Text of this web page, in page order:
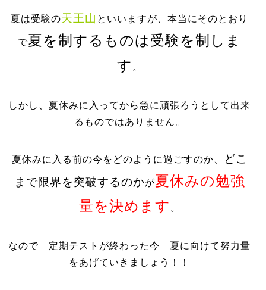
夏は受験の天王山 といいますが、本当にそのとおり
で夏を制するものは受験を制しま
す 。
しかし、夏休みに入ってから急に頑張ろうとして出来
るものではありません。
夏休みに入る前の今をどのように過ごすのか、
どこ
まで限界を突破するのかが夏休みの勉強
量を決めます 。
なので 定期テストが終わった今 夏に向けて努力量
をあげていきましょう！！